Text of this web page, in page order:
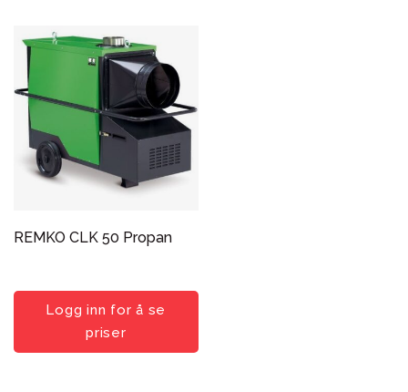
REMKO CLK 50 Propan
Logg inn for å se
priser